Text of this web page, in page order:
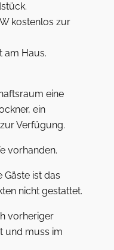
kostenlos zur
am Haus.
eine
ein
Verfügung.
vorhanden.
ist das
nicht gestattet.
vorheriger
und muss im